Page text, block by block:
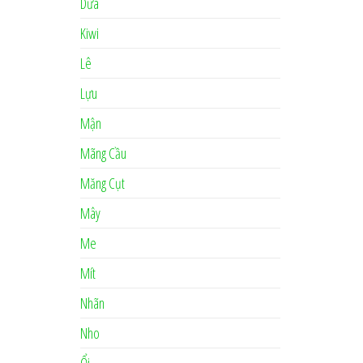
Kiwi
Lê
Lựu
Mận
Mãng Cầu
Măng Cụt
Mây
Me
Mít
Nhãn
Nho